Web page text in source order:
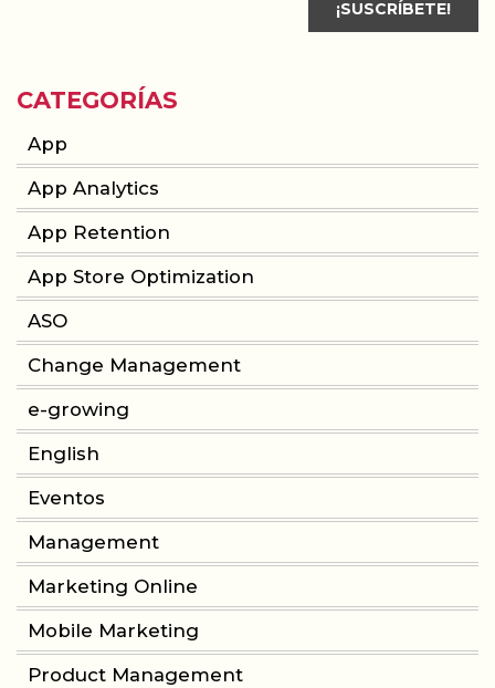
CATEGORÍAS
App
App Analytics
App Retention
App Store Optimization
ASO
Change Management
e-growing
English
Eventos
Management
Marketing Online
Mobile Marketing
Product Management